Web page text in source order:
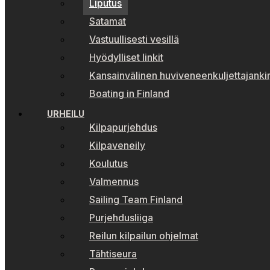
Liputus
Satamat
Vastuullisesti vesillä
Hyödylliset linkit
Kansainvälinen
Boating in Finland
URHEILU
Kilpapurjehdus
Kilpaveneily
Koulutus
Valmennus
Sailing Team Finland
Purjehdusliiga
Reilun kilpailun ohjelmat
Tähtiseura